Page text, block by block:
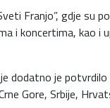
Franjo”, gdje su
i koncertima, kao i
dodatno je potvrdilo
Gore, Srbije,